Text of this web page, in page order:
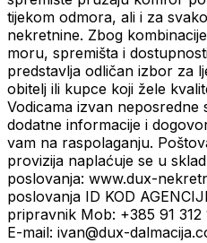
tijekom odmora, ali i za
nekretnine. Zbog
moru, spremišta i
predstavlja odličan izbor za
obitelj ili kupce koji žele
Vodicama izvan neposredne
dodatne informacije i
vam na raspolaganju.
provizija naplaćuje se u
poslovanja: www.dux-
poslovanja ID KOD
pripravnik Mob: +385 91 312
E-mail: ivan@dux-